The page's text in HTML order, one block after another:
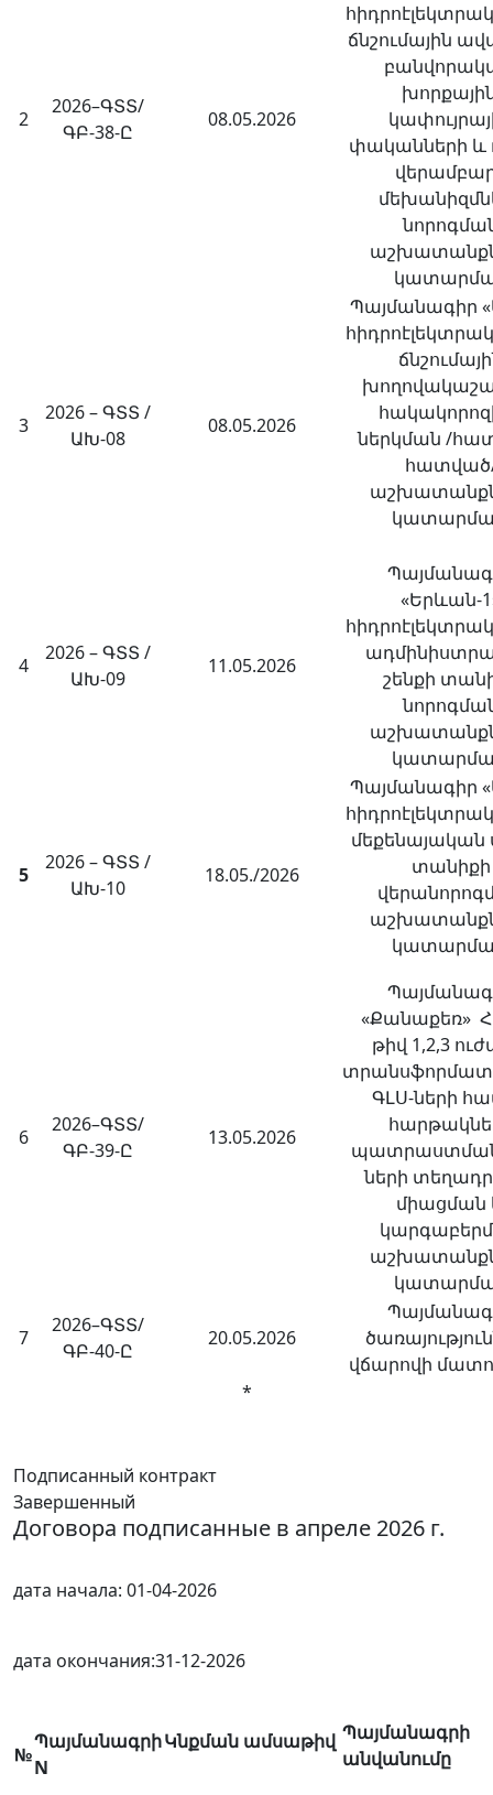
2
2026–ԳՏՏ/
ԳԲ-38-Ը
08.05.2026
ճնշումային
փականների և
3
2026 – ԳՏՏ /
ԱԽ-08
08.05.2026
Պայմանագիր
ներկման /
4
2026 – ԳՏՏ /
ԱԽ-09
11.05.2026
«Երևան-
շենքի
5
2026 – ԳՏՏ /
ԱԽ-10
18.05./2026
Պայմանագիր
մեքենայական
տանիքի
6
2026–ԳՏՏ/
ԳԲ-39-Ը
13.05.2026
«Քանաքեռ»
թիվ 1,2,3
ԳԼՍ-ների
ների
միացման
7
2026–ԳՏՏ/
ԳԲ-40-Ը
20.05.2026
վճարովի
*
Подписанный контракт
Завершенный
Договора подписанные в апреле 2026 г.
дата начала: 01-04-2026
дата окончания:31-12-2026
№
Պայմանագրի
N
Կնքման ամսաթիվ Պայմանագրի
անվանումը